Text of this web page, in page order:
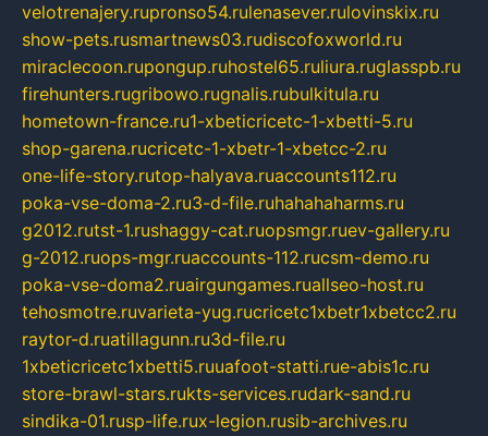
velotrenajery.rupronso54.rulenasever.rulovinskix.ru
show-pets.rusmartnews03.rudiscofoxworld.ru
miraclecoon.rupongup.ruhostel65.ruliura.ruglasspb.ru
firehunters.rugribowo.rugnalis.rubulkitula.ru
hometown-france.ru1-xbeticricetc-1-xbetti-5.ru
shop-garena.rucricetc-1-xbetr-1-xbetcc-2.ru
one-life-story.rutop-halyava.ruaccounts112.ru
poka-vse-doma-2.ru3-d-file.ruhahahaharms.ru
g2012.rutst-1.rushaggy-cat.ruopsmgr.ruev-gallery.ru
g-2012.ruops-mgr.ruaccounts-112.rucsm-demo.ru
poka-vse-doma2.ruairgungames.ruallseo-host.ru
tehosmotre.ruvarieta-yug.rucricetc1xbetr1xbetcc2.ru
raytor-d.ruatillagunn.ru3d-file.ru
1xbeticricetc1xbetti5.ruuafoot-statti.rue-abis1c.ru
store-brawl-stars.rukts-services.rudark-sand.ru
sindika-01.rusp-life.rux-legion.rusib-archives.ru